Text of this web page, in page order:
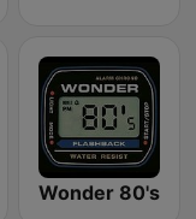
Wonder 80's